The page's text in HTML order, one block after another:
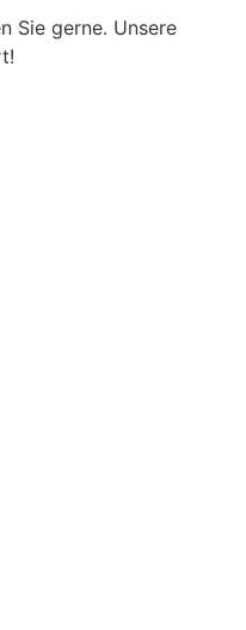
Sie gerne. Unsere